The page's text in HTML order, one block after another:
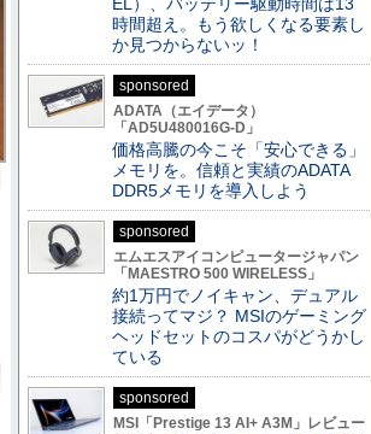
時間超え。もう欲しくなる要素し
か見つからないッ！
sponsored
ADATA（エイデータ）
「AD5U480016G-D」
価格高騰の今こそ「安心できる」
メモリを。信頼と実績のADATA
DDR5メモリを導入しよう
sponsored
エムエスアイコンピュータージャパン
「MAESTRO 500 WIRELESS」
約1万円でノイキャン、デュアル
接続ってマジ？ MSIのゲーミング
ヘッドセットのコスパがどうかし
ている
sponsored
MSI「Prestige 13 AI+ A3M」レビュー